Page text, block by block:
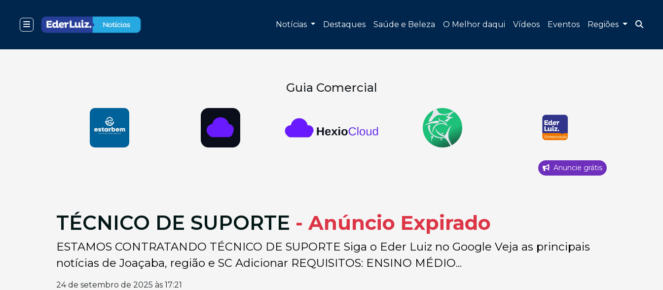
Notícias Destaques Saúde e Beleza O Melhor daqui Vídeos Eventos Regiões
Guia Comercial
Anuncie grátis
TÉCNICO DE SUPORTE - Anúncio Expirado
ESTAMOS CONTRATANDO TÉCNICO DE SUPORTE Siga o Eder Luiz no Google Veja as principais
notícias de Joaçaba, região e SC Adicionar REQUISITOS: ENSINO MÉDIO...
24 de setembro de 2025 às 17:21